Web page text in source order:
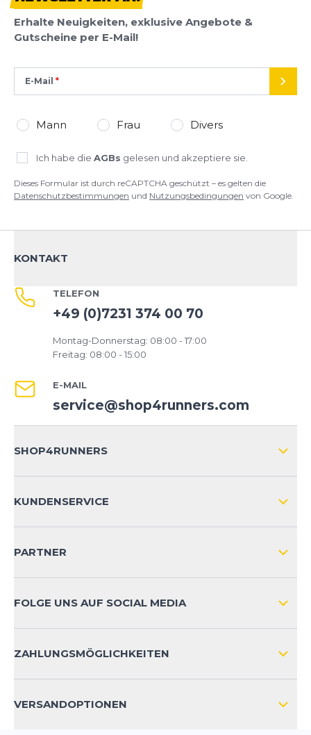
Erhalte Neuigkeiten, exklusive Angebote &
Gutscheine per E-Mail!
E-Mail
Mann Frau Divers
Ich habe die AGBs gelesen und akzeptiere sie.
Dieses Formular ist durch reCAPTCHA geschützt – es gelten die
Datenschutzbestimmungen und Nutzungsbedingungen von Google.
KONTAKT
TELEFON
+49 (0)7231 374 00 70
Montag-Donnerstag: 08:00 - 17:00
Freitag: 08:00 - 15:00
E-MAIL
service@shop4runners.com
SHOP4RUNNERS
KUNDENSERVICE
KONTAKT
PRODUKTSICHERHEIT
PARTNER
FOLGE UNS AUF SOCIAL MEDIA
ZAHLUNGSMÖGLICHKEITEN
VERSANDOPTIONEN